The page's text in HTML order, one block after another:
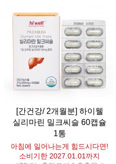
[간건강/ 2개월분] 하이웰
실리마린 밀크씨슬 60캡슐
1통
아침에 일어나는게 힘드시다면!
소비기한 2027.01.01까지